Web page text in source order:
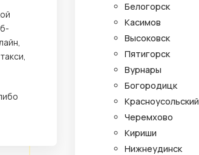
Белогорск
Касимов
Высоковск
Пятигорск
Вурнары
Богородицк
Красноусольский
Черемхово
Кириши
Нижнеудинск